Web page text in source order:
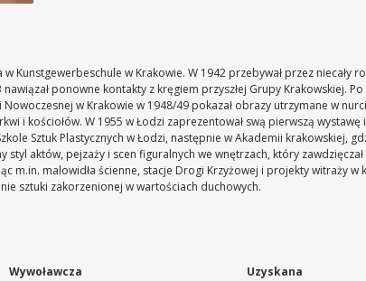
Kunstgewerbeschule w Krakowie. W 1942 przebywał przez niecały
ponowne kontakty z kręgiem przyszłej Grupy Krakowskiej.
w Krakowie w 1948/49 pokazał obrazy utrzymane w
i kościołów. W 1955 w Łodzi zaprezentował swą pierwszą wystawę
Sztuk Plastycznych w Łodzi, następnie w Akademii krakowskiej,
styl aktów, pejzaży i scen figuralnych we wnętrzach, który
m.in. malowidła ścienne, stacje Drogi Krzyżowej i projekty witraży
sztuki zakorzenionej w wartościach duchowych.
Wywoławcza Uzyskana